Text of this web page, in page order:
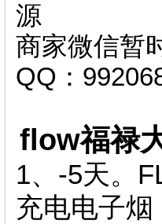
源
商家微信暂
QQ：
flow福禄
1、-5天。
充电电子